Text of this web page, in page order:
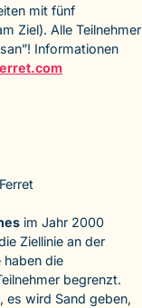
mit fünf
Ziel). Alle Teilnehmer
Informationen
im Jahr 2000
Ziellinie an der
haben die
begrenzt.
es wird Sand geben,